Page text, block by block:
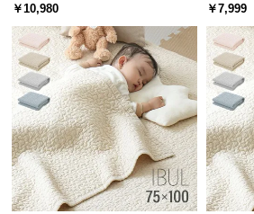
ブ
ロ
企
業
情
報
￥10,980
￥7,999